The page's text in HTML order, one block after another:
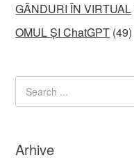
GÂNDURI ÎN VIRTUAL
OMUL ȘI ChatGPT (49)
Arhive